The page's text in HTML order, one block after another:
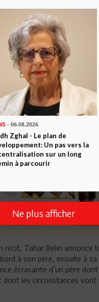
récit, Tahar Bekri annonce
à son père, ensuite à
écrasante d’un père
les circonstances vont
- 06.08.2026
Zghal - Le plan de
Un pas vers la
sur un long
à parcourir
Ne plus afficher